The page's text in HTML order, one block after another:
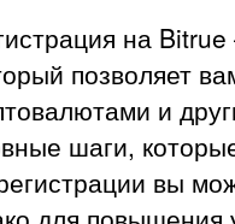
и
—
на
позволяет
и
шаги,
вы